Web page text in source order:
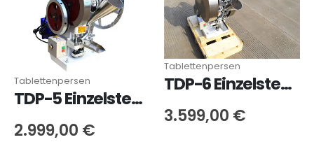
Tablettenpersen
TDP-5 Einzelstempel-Tablettenpresse
2.999,00 €
Tablettenpersen
TDP-6 Einzelstempel-Tablettenpresse
3.599,00 €